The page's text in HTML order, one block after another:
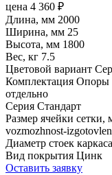
цена 4 360 ₽
Длина, мм 2000
Ширина, мм 25
Высота, мм 1800
Вес, кг 7.5
Цветовой вариант
Комплектация Опоры
отдельно
Серия Стандарт
Размер ячейки сетки,
vozmozhnost-
Диаметр стоек
Вид покрытия Цинк
Оставить заявку